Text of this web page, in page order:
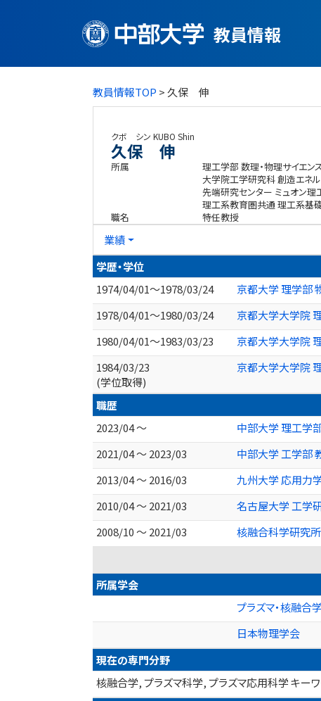
教員情報
教員情報TOP > 久保 伸
クボ シン KUBO Shin
久保 伸
所属
理工学部 数理・物理サイエン
大学院工学研究科 創造エネ
先端研究センター ミュオン理
理工系教育圏共通 理工系基
職名
特任教授
業績
学歴・学位
1974/04/01～1978/03/24
京都大学 理学部
1978/04/01～1980/03/24
京都大学大学院
1980/04/01～1983/03/23
京都大学大学院
1984/03/23
(学位取得)
京都大学大学院
職歴
2023/04 ～
中部大学 理工学
2021/04 ～ 2023/03
中部大学 工学部
2013/04 ～ 2016/03
九州大学 応用力
2010/04 ～ 2021/03
名古屋大学 工学
2008/10 ～ 2021/03
核融合科学研究
所属学会
プラズマ・核融合
日本物理学会
現在の専門分野
核融合学, プラズマ科学, プラズマ応用科学 キー